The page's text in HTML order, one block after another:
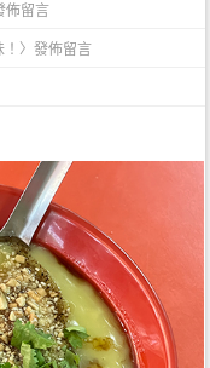
佈留言
〉發佈留言